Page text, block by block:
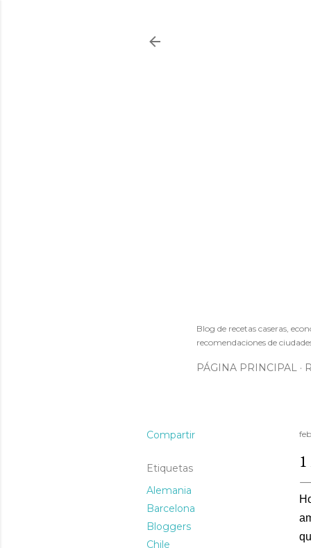
Blog de recetas caseras,
recomendaciones de
PÁGINA PRINCIPAL
Compartir
Etiquetas
Alemania
Barcelona
Bloggers
Chile